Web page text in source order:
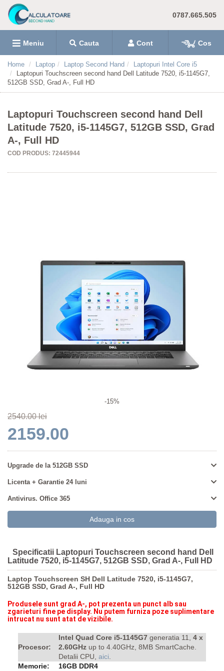
0787.665.505
Meniu Cauta Cont Cos
Home Laptop Laptop Second Hand
Laptopuri Intel Core i5
Laptopuri Touchscreen second hand Dell Latitude 7520, i5-1145G7,
512GB SSD, Grad A-, Full HD
Laptopuri Touchscreen second hand Dell
Latitude 7520, i5-1145G7, 512GB SSD, Grad
A-, Full HD
COD PRODUS: 72445944
-15%
2540.00 lei
2159.00
Upgrade de la 512GB SSD
Licenta + Garantie 24 luni
Antivirus. Office 365
Specificatii Laptopuri Touchscreen second hand Dell
Latitude 7520, i5-1145G7, 512GB SSD, Grad A-, Full HD
Laptop Touchscreen SH Dell Latitude 7520, i5-1145G7,
512GB SSD, Grad A-, Full HD
Produsele sunt grad A-, pot prezenta un punct alb sau
zgarieturi fine pe display. Nu putem furniza poze suplimentare
intrucat nu sunt atat de vizibile.
Procesor:
Intel Quad Core i5-1145G7 generatia 11, 4 x
2.60GHz up to 4.40GHz, 8MB SmartCache.
Detalii CPU, aici
Memorie:
16GB DDR4